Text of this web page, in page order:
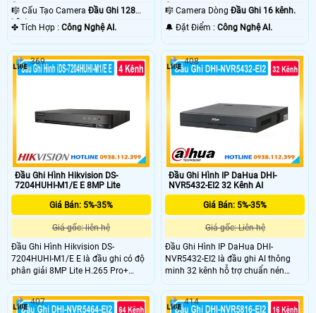
Camera .
🎼️ Cấu Tạo Camera Đầu Ghi 128
kênh.
️✤ Tích Hợp : Công Nghệ AI.
Camera .
🎼️ Camera DòngĐầu Ghi 16 kênh.
️🔔 Đặt Điểm :Công Nghệ AI.
Đầu Ghi Hình Hikvision DS-
7204HUHI-M1/E E 8MP Lite
Giá Bán: 5%-35%
Giá gốc: liên hệ
Đầu Ghi Hình Hikvision DS-
7204HUHI-M1/E E là đầu ghi có độ
phân giải 8MP Lite H.265 Pro+
mang đến giải pháp giám sát chất
lượng cao với khả năng ghi hình 4K
sắc nét. Hỗ trợ đa chuẩn camera,
369
Đầu Ghi Hình IP DaHua DHI-
NVR5432-EI2 32 Kênh AI
Giá Bán: 5%-35%
Giá gốc: Liên hệ
Đầu Ghi Hình IP DaHua DHI-
NVR5432-EI2 là đầu ghi AI thông
minh 32 kênh hỗ trợ chuẩn nén
Smart H.265+/H.265 ghi hình độ
phân giải lên đến 32MP và xuất
hình 8K HDMI. Hỗ trợ 4 ổ cứng dung
408
407 414